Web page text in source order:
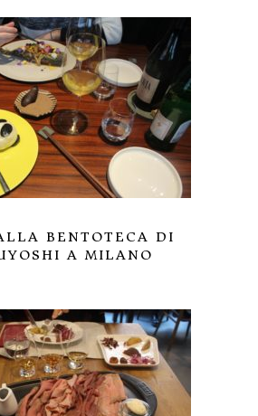
BENTOTECA DI
A MILANO